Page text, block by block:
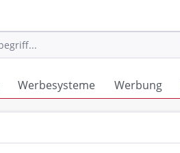
Werbesysteme Werbung